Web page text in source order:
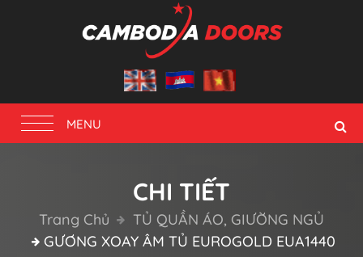
Toggle
navigation
MENU
CHI TIẾT
Trang Chủ
TỦ QUẦN ÁO, GIƯỜNG NGỦ
GƯƠNG XOAY ÂM TỦ EUROGOLD EUA1440